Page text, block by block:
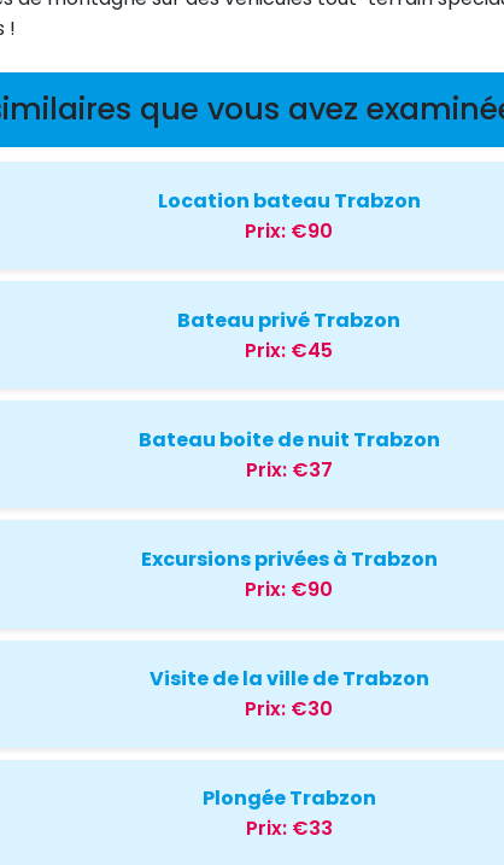
!
que vous avez
Location bateau Trabzon
Prix: €90
Bateau privé Trabzon
Prix: €45
Bateau boite de nuit Trabzon
Prix: €37
Excursions privées à Trabzon
Prix: €90
Visite de la ville de Trabzon
Prix: €30
Plongée Trabzon
Prix: €33